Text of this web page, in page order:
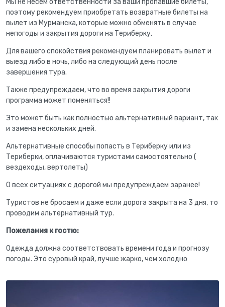
Мы не несем ответственности за ваши пропавшие билеты,
поэтому рекомендуем приобретать возвратные билеты на
вылет из Мурманска, которые можно обменять в случае
непогоды и закрытия дороги на Териберку.
Для вашего спокойствия рекомендуем планировать вылет и
выезд либо в ночь, либо на следующий день после
завершения тура.
Также предупреждаем, что во время закрытия дороги
программа может поменяться!!
Это может быть как полностью альтернативный вариант, так
и замена нескольких дней.
Альтернативные способы попасть в Териберку или из
Териберки, оплачиваются туристами самостоятельно (
вездеходы, вертолеты)
О всех ситуациях с дорогой мы предупреждаем заранее!
Туристов не бросаем и даже если дорога закрыта на 3 дня, то
проводим альтернативный тур.
Пожелания к гостю:
Одежда должна соответствовать времени года и прогнозу
погоды. Это суровый край, лучше жарко, чем холодно